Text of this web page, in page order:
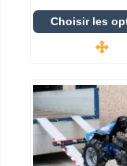
Choisir les